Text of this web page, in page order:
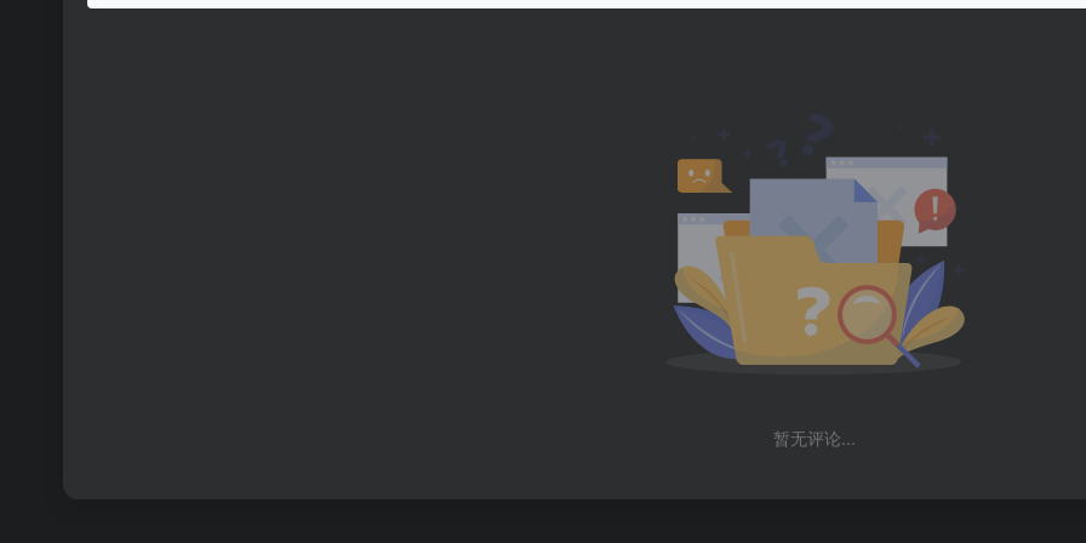
暂无评论...